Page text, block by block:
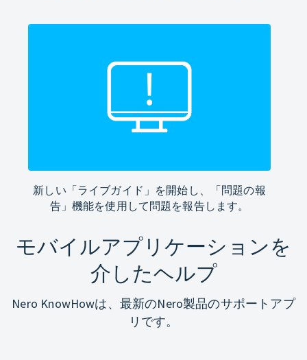
新しい「ライブガイド」を開始し、「問題の報
告」機能を使用して問題を報告します。
モバイルアプリケーションを
介したヘルプ
Nero KnowHowは、最新のNero製品のサポートアプ
リです。